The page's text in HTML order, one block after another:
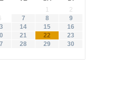
1
2
7 8
9
14 15
16
21 22
23
28 29
30